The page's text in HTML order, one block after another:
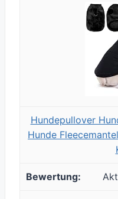
Hundepullover
Hunde